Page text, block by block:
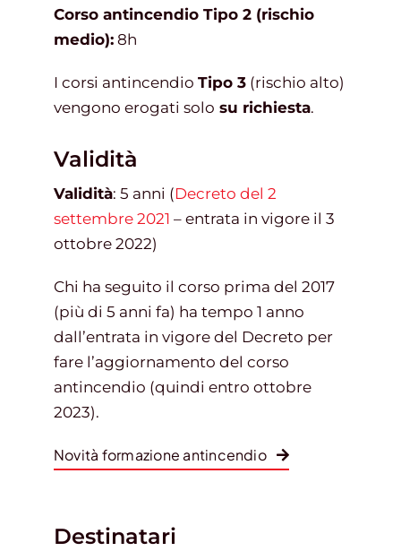
Corso antincendio Tipo 2 (rischio
medio):8h
I corsi antincendio Tipo 3(rischio alto)
vengono erogati solo su richiesta.
Validità
Validità: 5 anni (Decreto del 2
settembre 2021 – entrata in vigore il 3
ottobre 2022)
Chi ha seguito il corso prima del 2017
(più di 5 anni fa) ha tempo 1 anno
dall’entrata in vigore del Decreto per
fare l’aggiornamento del corso
antincendio (quindi entro ottobre
2023).
Novità formazione antincendio
Destinatari